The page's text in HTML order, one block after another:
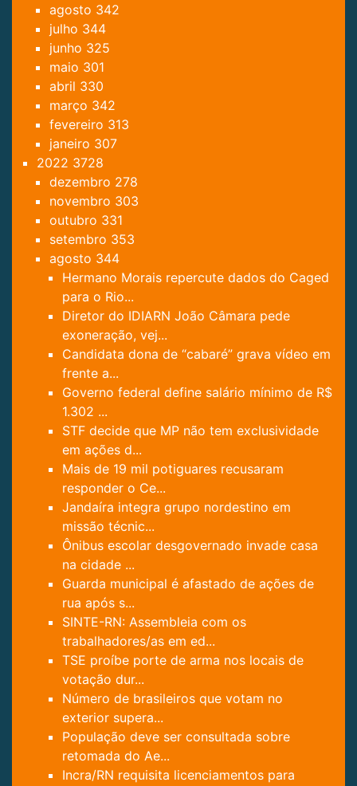
agosto 342
julho 344
junho 325
maio 301
abril 330
março 342
fevereiro 313
janeiro 307
2022 3728
dezembro 278
novembro 303
outubro 331
setembro 353
agosto 344
Hermano Morais repercute dados do Caged
para o Rio...
Diretor do IDIARN João Câmara pede
exoneração, vej...
Candidata dona de “cabaré” grava vídeo em
frente a...
Governo federal define salário mínimo de R$
1.302 ...
STF decide que MP não tem exclusividade
em ações d...
Mais de 19 mil potiguares recusaram
responder o Ce...
Jandaíra integra grupo nordestino em
missão técnic...
Ônibus escolar desgovernado invade casa
na cidade ...
Guarda municipal é afastado de ações de
rua após s...
SINTE-RN: Assembleia com os
trabalhadores/as em ed...
TSE proíbe porte de arma nos locais de
votação dur...
Número de brasileiros que votam no
exterior supera...
População deve ser consultada sobre
retomada do Ae...
Incra/RN requisita licenciamentos para